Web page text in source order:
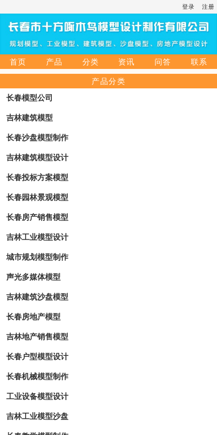
登录 注册
首页 产品 分类 资讯 问答
联系
产品分类
长春模型公司
吉林建筑模型
长春沙盘模型制作
吉林建筑模型设计
长春投标方案模型
长春园林景观模型
长春房产销售模型
吉林工业模型设计
城市规划模型制作
声光多媒体模型
吉林建筑沙盘模型
长春房地产模型
吉林地产销售模型
长春户型模型设计
长春机械模型制作
工业设备模型设计
吉林工业模型沙盘